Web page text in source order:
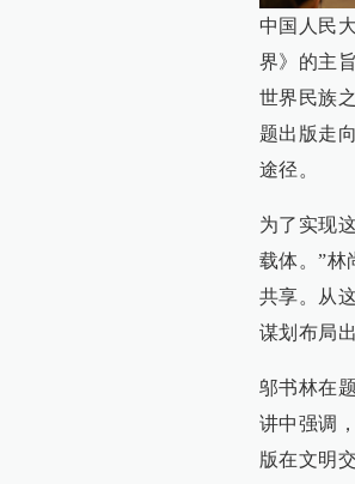
中国人民
界》的主
世界民族
题出版走
途径。
为了实现
载体。”林
共享。从
谋划布局
邬书林在
讲中强调
版在文明